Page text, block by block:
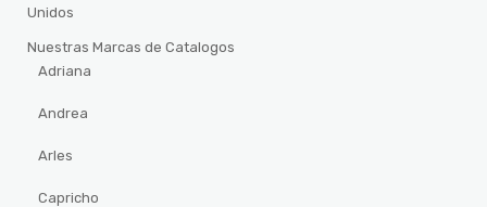
Unidos
Nuestras Marcas de Catalogos
Adriana
Andrea
Arles
Capricho